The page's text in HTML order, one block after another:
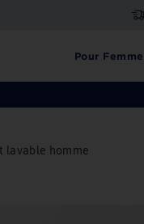
Pour Femme
lavable homme